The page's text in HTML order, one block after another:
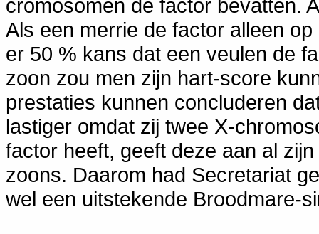
cromosomen de factor bevatten.
Als een merrie de factor alleen
er 50 % kans dat een veulen de
zoon zou men zijn hart-score
prestaties kunnen concluderen
lastiger omdat zij twee X-
factor heeft, geeft deze aan al
zoons. Daarom had Secretariat
wel een uitstekende Broodmare-